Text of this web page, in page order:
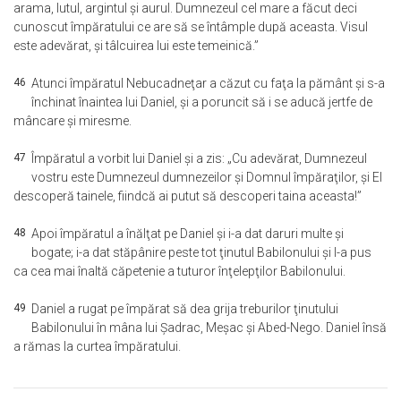
arama, lutul, argintul şi aurul. Dumnezeul cel mare a făcut deci
cunoscut împăratului ce are să se întâmple după aceasta. Visul
este adevărat, şi tâlcuirea lui este temeinică.”
46 Atunci împăratul Nebucadneţar a căzut cu faţa la pământ şi s-a
închinat înaintea lui Daniel, şi a poruncit să i se aducă jertfe de
mâncare şi miresme.
47
Împăratul a vorbit lui Daniel şi a zis: „Cu adevărat, Dumnezeul
vostru este Dumnezeul dumnezeilor şi Domnul împăraţilor, şi El
descoperă tainele, fiindcă ai putut să descoperi taina aceasta!”
48 Apoi împăratul a înălţat pe Daniel şi i-a dat daruri multe şi
bogate; i-a dat stăpânire peste tot ţinutul Babilonului şi l-a pus
ca cea mai înaltă căpetenie a tuturor înţelepţilor Babilonului.
49 Daniel a rugat pe împărat să dea grija treburilor ţinutului
Babilonului în mâna lui Şadrac, Meşac şi Abed-Nego. Daniel însă
a rămas la curtea împăratului.